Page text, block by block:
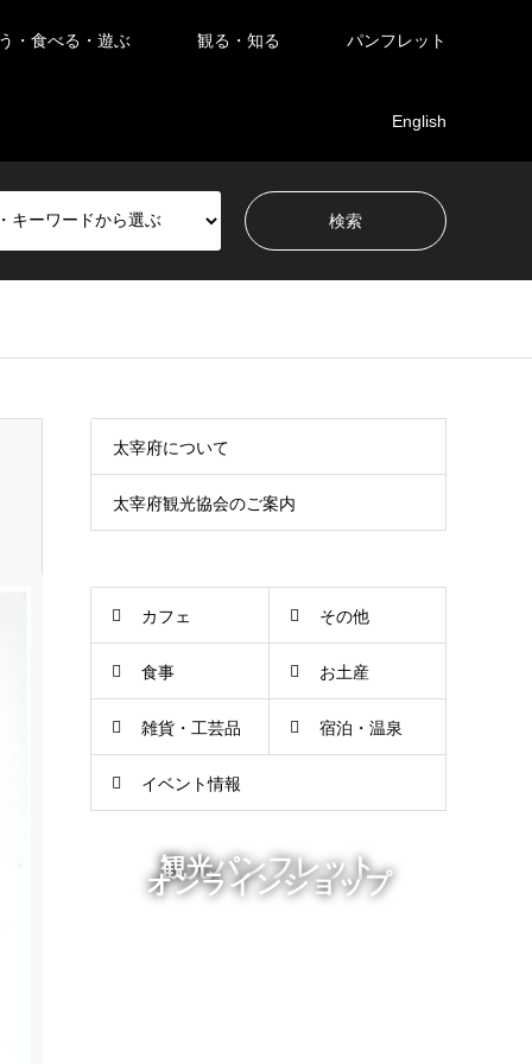
・食べる・遊ぶ 観る・知る パンフレット
English
太宰府について
太宰府観光協会のご案内
カフェ その他
食事 お土産
雑貨・工芸品 宿泊・温泉
イベント情報
観光パンフレット
オンラインショップ